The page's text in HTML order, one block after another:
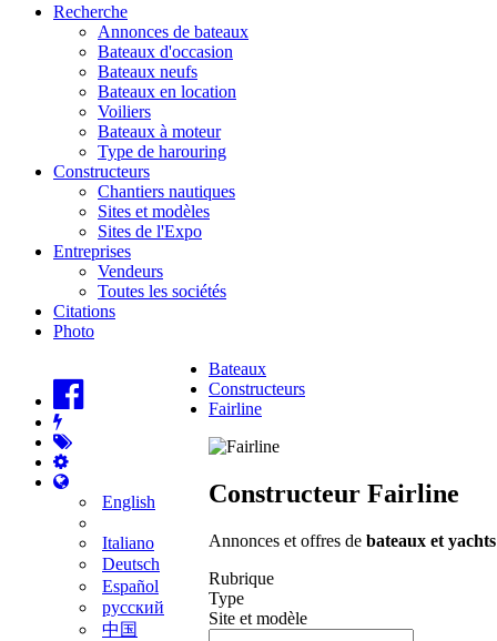
Recherche
Annonces de bateaux
Bateaux d'occasion
Bateaux neufs
Bateaux en location
Voiliers
Bateaux à moteur
Type de harouring
Constructeurs
Chantiers nautiques
Sites et modèles
Sites de l'Expo
Entreprises
Vendeurs
Toutes les sociétés
Citations
Photo
English
Italiano
Deutsch
Español
русский
中国
Bateaux
Constructeurs
Fairline
Constructeur Fairline
Annonces et offres de bateaux et yachts
Rubrique
Type
Site et modèle